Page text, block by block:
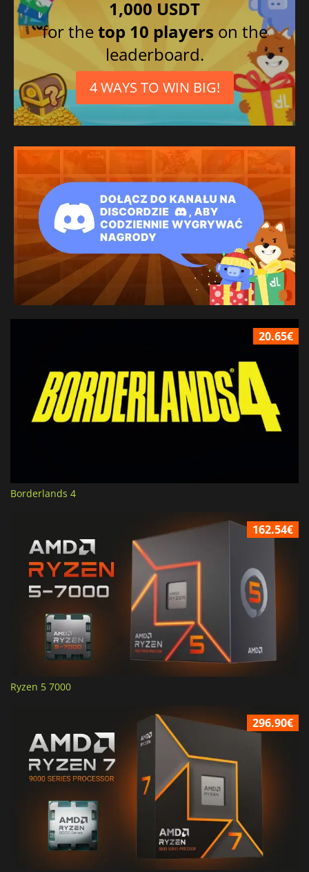
1,000 USDT
for thetop 10 players on the
leaderboard.
4 WAYS TO WIN BIG!
20.65€
Borderlands 4
162.54€
Ryzen 5 7000
296.90€